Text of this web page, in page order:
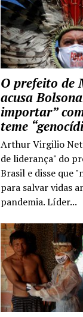
O prefeito de
acusa
importar”
teme
Arthur Virgilio
de liderança" do
Brasil e disse que
para salvar vidas
pandemia. Líder...